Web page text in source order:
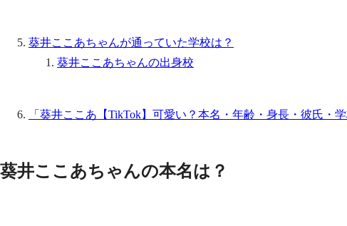
葵井ここあちゃんが通っていた学校は？
葵井ここあちゃんの出身校
「葵井ここあ【TikTok】可愛い？本名・年齢・身長・彼氏・
葵井ここあちゃんの本名は？